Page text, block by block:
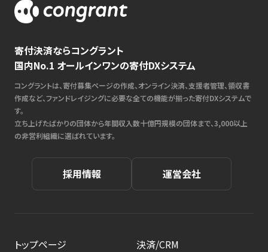
寄付決済ならコングラント
国内No.1 オールインワンの寄付DXシステム
コングラントは、寄付募集ページの作成、オンライン決済、支援者管理、領収書
作成など、ファンドレイジングに必要な全ての機能が揃った寄付DXシステムで
す。
立ち上げたばかりの団体から年間収入数十億円規模の団体まで、3,000以上
の非営利組織に選ばれています。
採用情報 運営会社
トップページ
決済/CRM